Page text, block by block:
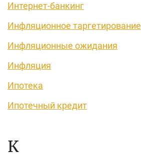
Интернет-банкинг
Инфляционное таргетирование
Инфляционные ожидания
Инфляция
Ипотека
Ипотечный кредит
К